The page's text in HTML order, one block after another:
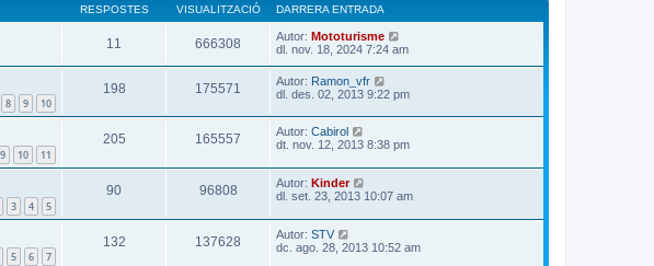
RESPOSTES VISUALITZACIÓ DARRERA ENTRADA
11 666308 Autor: Mototurisme
dl. nov. 18, 2024 7:24 am
8 9 10
198 175571 Autor: Ramon_vfr
dl. des. 02, 2013 9:22 pm
9 10 11
205 165557 Autor: Cabirol
dt. nov. 12, 2013 8:38 pm
3 4 5
90 96808 Autor: Kinder
dl. set. 23, 2013 10:07 am
5 6 7
132 137628 Autor: STV
dc. ago. 28, 2013 10:52 am